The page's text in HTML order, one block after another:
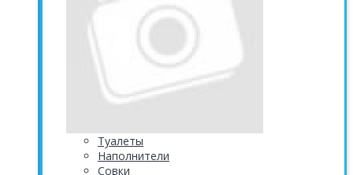
Туалеты
Наполнители
Совки